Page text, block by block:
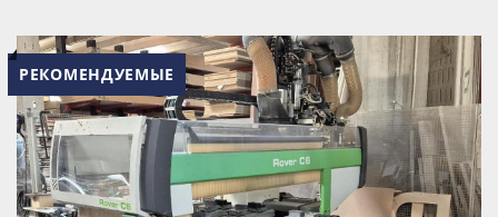
РЕКОМЕНДУЕМЫЕ